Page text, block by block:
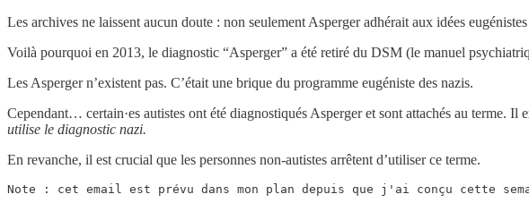
Les archives ne laissent aucun doute : non seulement Asperger adhérait aux idées
Voilà pourquoi en 2013, le diagnostic “Asperger” a été retiré du DSM (le manuel
Les Asperger n’existent pas. C’était une brique du programme eugéniste des nazis.
Cependant… certain·es autistes ont été diagnostiqués Asperger et sont attachés au terme.
utilise le diagnostic nazi.
En revanche, il est crucial que les personnes non-autistes arrêtent d’utiliser ce terme.
Note : cet email est prévu dans mon plan depuis que j'ai conçu cette